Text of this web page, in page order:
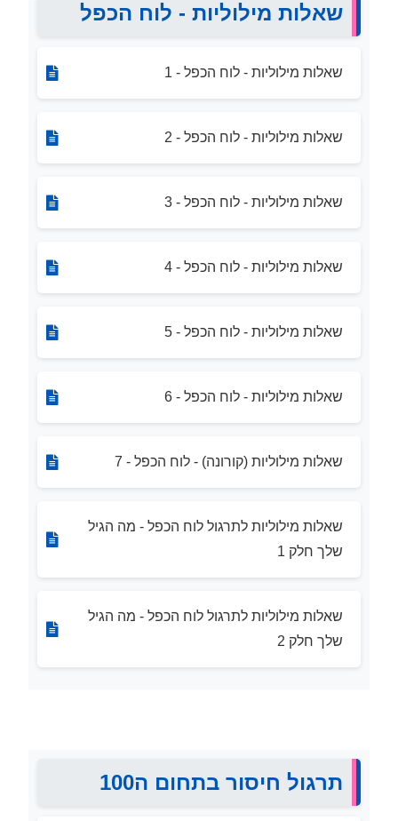
שאלות מילוליות - לוח הכפל
שאלות מילוליות - לוח הכפל - 1
שאלות מילוליות - לוח הכפל - 2
שאלות מילוליות - לוח הכפל - 3
שאלות מילוליות - לוח הכפל - 4
שאלות מילוליות - לוח הכפל - 5
שאלות מילוליות - לוח הכפל - 6
שאלות מילוליות (קורונה) - לוח הכפל - 7
שאלות מילוליות לתרגול לוח הכפל - מה הגיל
שלך חלק 1
שאלות מילוליות לתרגול לוח הכפל - מה הגיל
שלך חלק 2
תרגול חיסור בתחום ה100